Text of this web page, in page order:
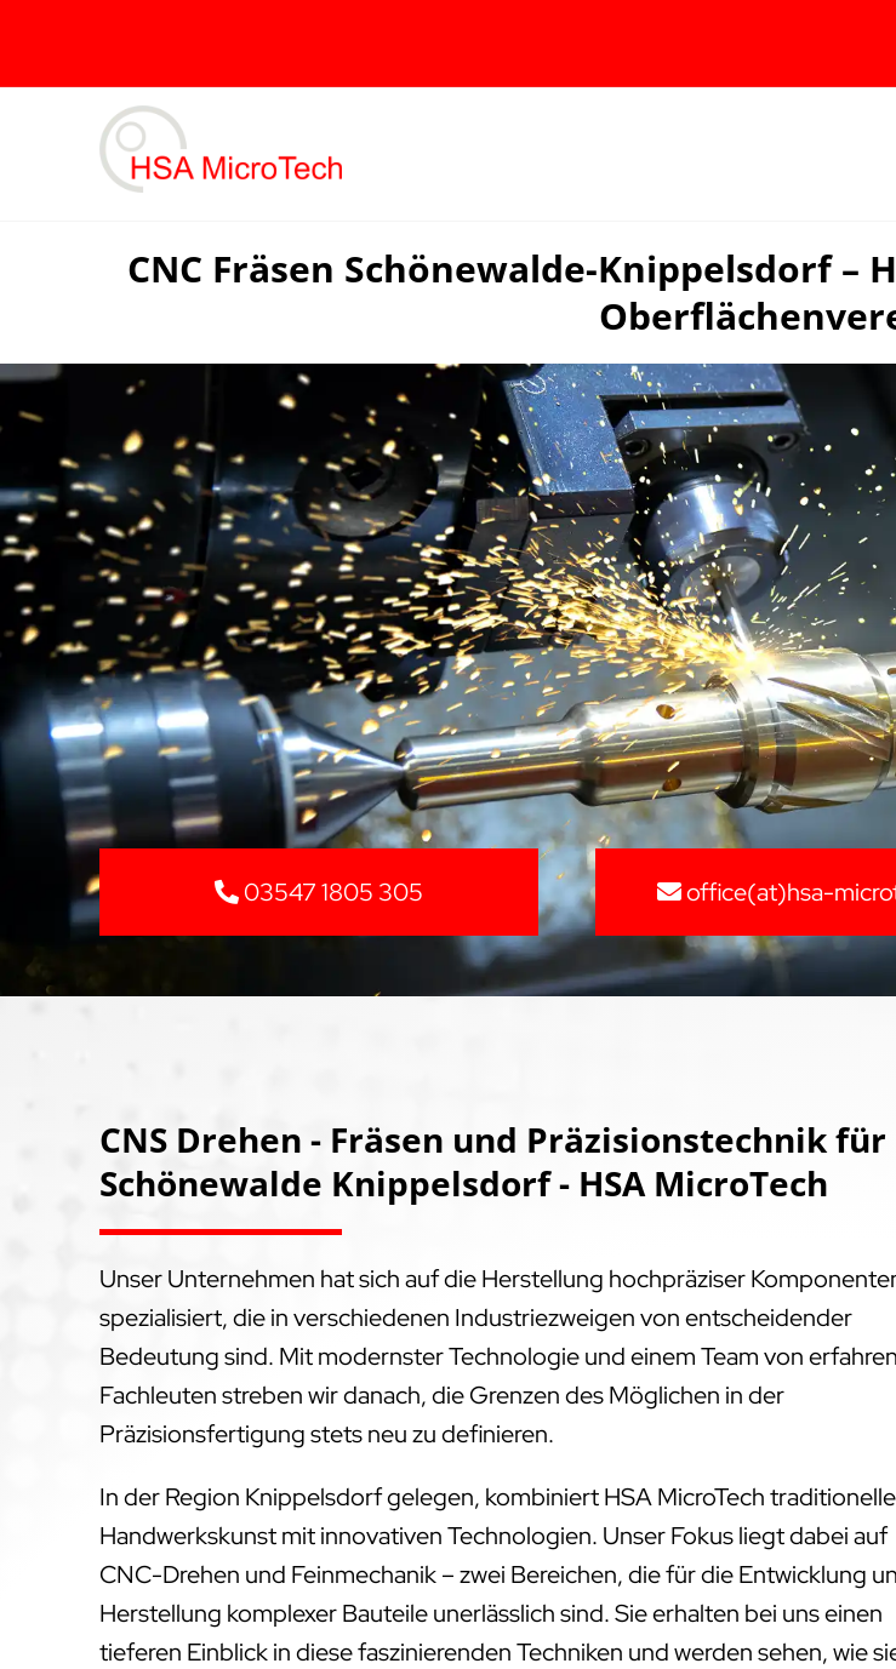
content
CNC Fräsen Schönewalde-Knippelsdorf –
03547 1805 305 office(at)hsa-
CNS Drehen - Fräsen und Präzisionstechnik für
Schönewalde Knippelsdorf - HSA MicroTech
Unser Unternehmen hat sich auf die Herstellung hochpräziser
spezialisiert, die in verschiedenen Industriezweigen von entscheidender
Bedeutung sind. Mit modernster Technologie und einem Team von
Fachleuten streben wir danach, die Grenzen des Möglichen in der
Präzisionsfertigung stets neu zu definieren.
In der Region Knippelsdorf gelegen, kombiniert HSA MicroTech traditionelle
Handwerkskunst mit innovativen Technologien. Unser Fokus liegt dabei auf
CNC-Drehen und Feinmechanik – zwei Bereichen, die für die Entwicklung
Herstellung komplexer Bauteile unerlässlich sind. Sie erhalten bei uns einen
tieferen Einblick in diese faszinierenden Techniken und werden sehen, wie